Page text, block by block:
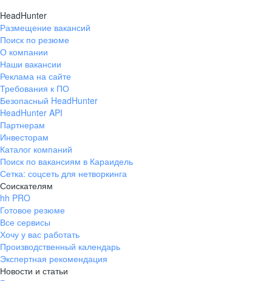
HeadHunter
Размещение вакансий
Поиск по резюме
О компании
Наши вакансии
Реклама на сайте
Требования к ПО
Безопасный HeadHunter
HeadHunter API
Партнерам
Инвесторам
Каталог компаний
Поиск по вакансиям в Караидель
Сетка: соцсеть для нетворкинга
Соискателям
hh PRO
Готовое резюме
Все сервисы
Хочу у вас работать
Производственный календарь
Экспертная рекомендация
Новости и статьи